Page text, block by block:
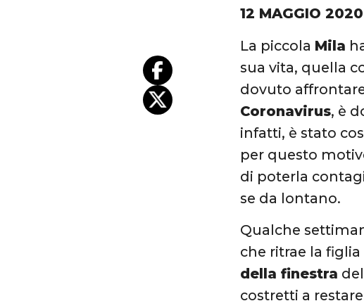
12 MAGGIO 2020
La piccola Mila
sua vita, quella
dovuto
Coronavirus, è
infatti, è stato
per questo
di poterla
se da lontano.
Qualche
che ritrae la
della finestra
costretti a